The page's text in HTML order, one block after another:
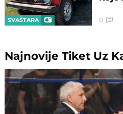
SVAŠTARA 0
NajnovijeTiket Uz